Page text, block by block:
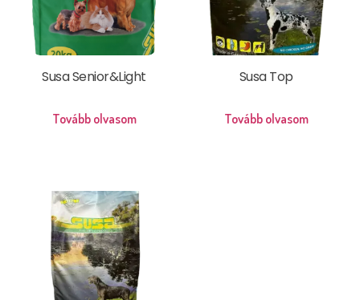
Susa Senior&Light
Tovább olvasom
Susa Top
Tovább olvasom